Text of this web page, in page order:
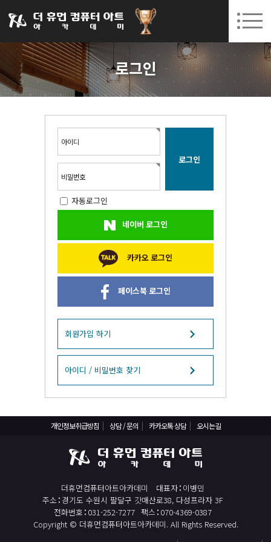
031-252-7277 수원캠퍼스 개강 08. 12.(수)
회원가입 고객센터
로그인
아이디
비밀번호
자동로그인
네이버 로그인
카카오 로그인
페이스북 로그인
회원가입 하기
아이디 / 비밀번호 찾기
개인정보취급방침 상담 / 문의 카카오톡 상담 오시는길
더휴먼컴퓨터아트아카데미 대표자 이병민
주소 경기도 수원시 팔달구 갓매산로38, 다성프라자 3F
전화번호 031-252-7277 팩스 070-4369-0387
Copyright © 더휴먼컴퓨터아트아카데미. All Rights Reserved.
아카데미소개
인사말
국비지원 무료교육
BIM 건축설계 및 실내건축설계(캐드(CAD),맥스(MAX),레빗(REVIT))실무자 양성과정
React, Veu 프레임워크 기반 프론트엔드 개발 양성 지원
반응형/웹퍼블리셔/프론트엔드 웹개발자(웹디자인)
자바(Java)기반 JSP/스프링 웹개발자(정보처리산업기사)(과정평가형)
디지털컨버전스 자바(JAVA)개발자(전자정부 프레임워크/SPRING)
전산세무회계 자격취득과정[전산회계1급/전산세무2급/FAT1급/TAT2급]
컴퓨터활용능력2급(필기+실기) 및 ITQ자격증 취득(한글,엑셀,파워포인트)
직업상담사 2급 (필기+실기) 자격증 취득과정
일러스트 자격증 취득과정(GTQi 1급)
전산회계 1급 / FAT 1급 자격증 취득과정
전산세무 2급 / TAT 2급 자격증 취득과정